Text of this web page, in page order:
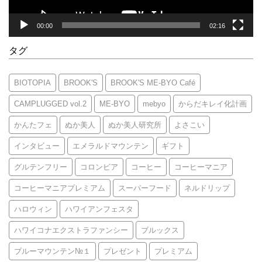
00:00 02:16
タグ
BIOTOPIA BROOK'S BROOK'S ME-BYO Café
CAMPLUGGED vol.2 ME-BYO mebyo からだキレイ化計画
かんたフェ ぬか美人 ぬか美人研究所 よさこい
インタビュー エメラルドマウンテン ギフト
グルテンフリー コロンビア コーヒー コーヒーマニア
コーヒーマニアプレミアム スーパーフード ネルドリップ
ハロウィン ハワイアンフェスタ
ハワイコナエクストラファンシー ブルックス
ブルーマウンテン№１ プレゼント プレミアム